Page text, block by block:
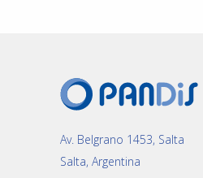
Av. Belgrano 1453, Salta
Salta, Argentina